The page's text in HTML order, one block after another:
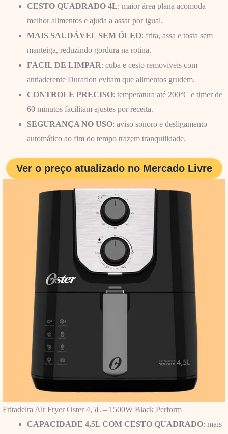
CESTO QUADRADO 4L: maior área plana acomoda
melhor alimentos e ajuda a assar por igual.
MAIS SAUDÁVEL SEM ÓLEO: frita, assa e tosta sem
manteiga, reduzindo gordura na rotina.
FÁCIL DE LIMPAR: cuba e cesto removíveis com
antiaderente Duraflon evitam que alimentos grudem.
CONTROLE PRECISO: temperatura até 200°C e timer de
60 minutos facilitam ajustes por receita.
SEGURANÇA NO USO: aviso sonoro e desligamento
automático ao fim do tempo trazem tranquilidade.
Ver o preço atualizado no Mercado Livre
Fritadeira Air Fryer Oster 4,5L – 1500W Black Perform
CAPACIDADE 4,5L COM CESTO QUADRADO: mais